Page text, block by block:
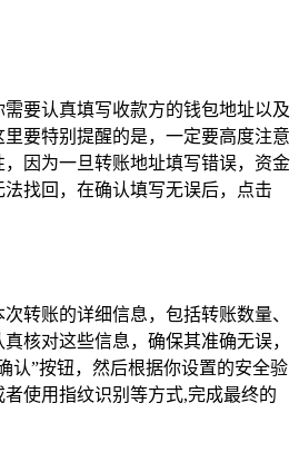
要认真填写收款方的钱包地址以及
要特别提醒的是，一定要高度注意
因为一旦转账地址填写错误，资金
找回，在确认填写无误后，点击
转账的详细信息，包括转账数量、
核对这些信息，确保其准确无误，
认”按钮，然后根据你设置的安全验
使用指纹识别等方式,完成最终的